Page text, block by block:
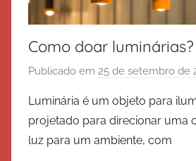
Como doar luminárias?
Publicado em 25 de setembro de
Luminária é um objeto para
projetado para direcionar uma
luz para um ambiente, com